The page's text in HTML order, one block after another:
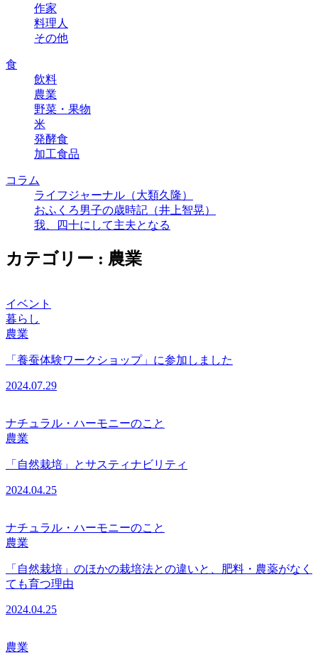
作家
料理人
その他
食
飲料
農業
野菜・果物
米
発酵食
加工食品
コラム
ライフジャーナル（大類久隆）
おふくろ男子の歳時記（井上智晃）
我、四十にして主夫となる
カテゴリー : 農業
イベント
暮らし
農業
「養蚕体験ワークショップ」に参加しました
2024.07.29
ナチュラル・ハーモニーのこと
農業
「自然栽培」とサスティナビリティ
2024.04.25
ナチュラル・ハーモニーのこと
農業
「自然栽培」のほかの栽培法との違いと、肥料・農薬がなく
ても育つ理由
2024.04.25
農業